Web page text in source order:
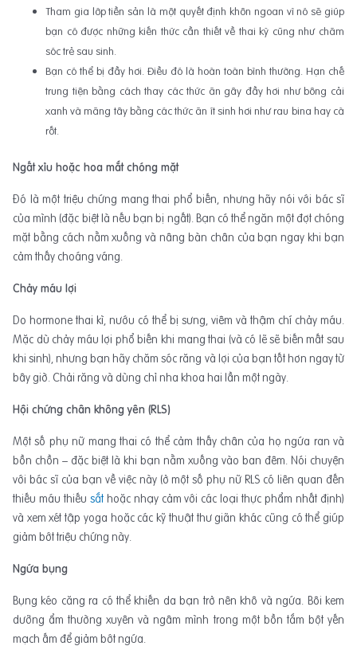
Tham gia lớp tiền sản là một quyết định khôn ngoan vì nó sẽ giúp
bạn có được những kiến thức cần thiết về thai kỳ cũng như chăm
sóc trẻ sau sinh.
Bạn có thể bị đầy hơi. Điều đó là hoàn toàn bình thường. Hạn chế
trung tiện bằng cách thay các thức ăn gây đầy hơi như bông cải
xanh và măng tây bằng các thức ăn ít sinh hơi như rau bina hay cà
rốt.
Ngất xỉu hoặc hoa mắt chóng mặt
Đó là một triệu chứng mang thai phổ biến, nhưng hãy nói với bác sĩ
của mình (đặc biệt là nếu bạn bị ngất). Bạn có thể ngăn một đợt chóng
mặt bằng cách nằm xuống và nâng bàn chân của bạn ngay khi bạn
cảm thấy choáng váng.
Chảy máu lợi
Do hormone thai kì, nướu có thể bị sưng, viêm và thậm chí chảy máu.
Mặc dù chảy máu lợi phổ biến khi mang thai (và có lẽ sẽ biến mất sau
khi sinh), nhưng bạn hãy chăm sóc răng và lợi của bạn tốt hơn ngay từ
bây giờ. Chải răng và dùng chỉ nha khoa hai lần một ngày.
Hội chứng chân không yên (RLS)
Một số phụ nữ mang thai có thể cảm thấy chân của họ ngứa ran và
bồn chồn – đặc biệt là khi bạn nằm xuống vào ban đêm. Nói chuyện
với bác sĩ của bạn về việc này (ở một số phụ nữ RLS có liên quan đến
thiếu máu thiếu sắthoặc nhạy cảm với các loại thực phẩm nhất định)
và xem xét tập yoga hoặc các kỹ thuật thư giãn khác cũng có thể giúp
giảm bớt triệu chứng này.
Ngứa bụng
Bụng kéo căng ra có thể khiến da bạn trở nên khô và ngứa. Bôi kem
dưỡng ẩm thường xuyên và ngâm mình trong một bồn tắm bột yến
mạch ấm để giảm bớt ngứa.